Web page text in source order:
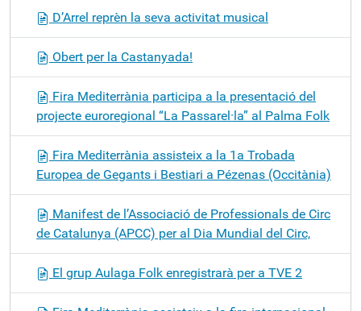
D’Arrel reprèn la seva activitat musical
Obert per la Castanyada!
Fira Mediterrània participa a la presentació del
projecte euroregional “La Passarel·la” al Palma Folk
Fira Mediterrània assisteix a la 1a Trobada
Europea de Gegants i Bestiari a Pézenas (Occitània)
Manifest de l’Associació de Professionals de Circ
de Catalunya (APCC) per al Dia Mundial del Circ,
El grup Aulaga Folk enregistrarà per a TVE 2